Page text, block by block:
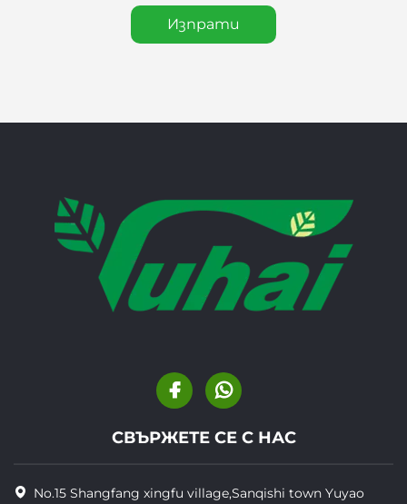
Изпрати
СВЪРЖЕТЕ СЕ С НАС
No.15 Shangfang xingfu village,Sanqishi town Yuyao